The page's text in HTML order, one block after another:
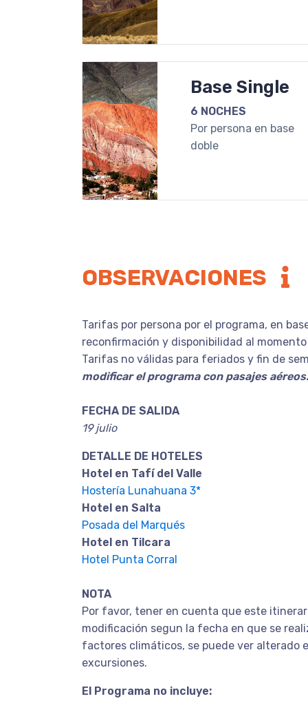
Base Single
6 NOCHES
Por persona en base
doble
OBSERVACIONES
Tarifas por persona por el programa, en
reconfirmación y disponibilidad al
Tarifas no válidas para feriados y fin de
modificar el programa con pasajes aéreos.
FECHA DE SALIDA
19 julio
DETALLE DE HOTELES
Hotel en Tafí del Valle
Hostería Lunahuana 3*
Hotel en Salta
Posada del Marqués
Hotel en Tilcara
Hotel Punta Corral
NOTA
Por favor, tener en cuenta que este
modificación segun la fecha en que se
factores climáticos, se puede ver alterado
excursiones.
El Programa no incluye: